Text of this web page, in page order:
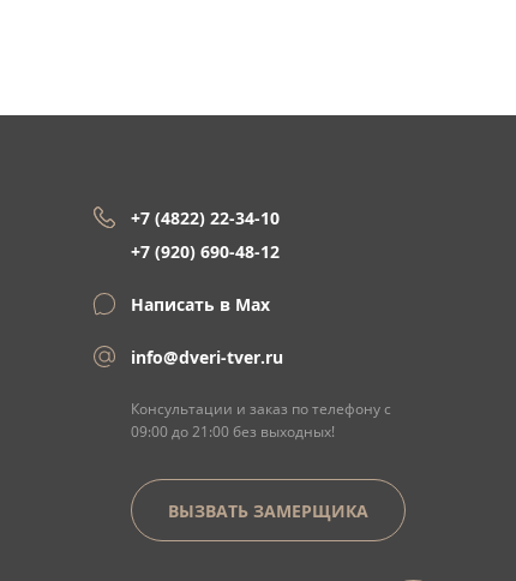
+7 (4822) 22-34-10
+7 (920) 690-48-12
Написать в Max
info@dveri-tver.ru
Консультации и заказ по телефону с
09:00 до 21:00 без выходных!
ВЫЗВАТЬ ЗАМЕРЩИКА